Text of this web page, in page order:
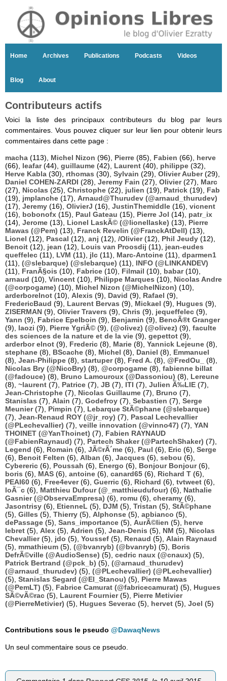
Home Archives Publications Podcasts Videos
Blog About
Contributeurs actifs
Voici la liste des principaux contributeurs du blog par leurs
commentaires. Vous pouvez cliquer sur leur lien pour obtenir leurs
commentaires dans cette page :
macha (113), Michel Nizon (96), Pierre (85), Fabien (66), herve
(66), leafar(44), guillaume (42), Laurent (40), philippe (32),
Herve Kabla (30), rthomas (30), Sylvain (29), Olivier Auber(29),
Daniel COHEN-ZARDI (28), Jeremy Fain (27), Olivier(27), Marc
(27), Nicolas (25), Christophe (22), julien (19), Patrick (19), Fab
(19), jmplanche (17), Arnaud@Thurudev (@arnaud_thurudev)
(17), Jeremy (16), OlivierJ (16), JustinThemiddle (16), vicnent
(16), bobonofx (15), Paul Gateau (15), Pierre Jol (14), patr_ix
(14), Jerome (13), Lionel LaskÃ© (@lionellaske) (13), Pierre
Mawas (@Pem) (13), Franck Revelin (@FranckAtDell) (13),
Lionel (12), Pascal (12), anj (12), /Olivier(12), Phil Jeudy (12),
Benoit (12), jean (12), Louis van Proosdij (11), jean-eudes
queffelec (11), LVM (11), jlc (11), Marc-Antoine (11), dparmen1
(11), (@slebarque) (@slebarque) (11), INFO (@LINKANDEV)
(11), FranÃ§ois (10), Fabrice (10), Filmail (10), babar(10),
arnaud (10), Vincent (10), Philippe Marques (10), Nicolas Andre
(@corpogame) (10), Michel Nizon (@MichelNizon) (10),
arderborelnot (10), Alexis (9), David (9), Rafael (9),
FredericBaud (9), Laurent Bervas (9), Mickael (9), Hugues (9),
ZISERMAN (9), Olivier Travers (9), Chris (9), jequeffelec (9),
Yann (9), Fabrice Epelboin (9), Benjamin (9), BenoÃ®t Granger
(9), laozi (9), Pierre YgriÃ© (9), (@olivez) (@olivez) (9), faculte
des sciences de la nature et de la vie (9), gepettot (9),
arderbor elnot (9), Frederic (8), Marie (8), Yannick Lejeune (8),
stephane (8), BScache (8), Michel (8), Daniel (8), Emmanuel
(8), Jean-Philippe (8), startuper(8), Fred A. (8), @FredOu_
(8),
Nicolas Bry (@NicoBry) (8), @corpogame (8), fabienne billat
(@fadouce) (8), Bruno Lamouroux (@Dassoniou) (8), Lereune
(8), ~laurent (7), Patrice (7), JB (7), ITI (7), Julien Ã‰LIE (7),
Jean-Christophe (7), Nicolas Guillaume (7), Bruno (7),
Stanislas (7), Alain (7), Godefroy (7), Sebastien (7), Serge
Meunier(7), Pimpin (7), Lebarque StÃ©phane (@slebarque)
(7), Jean-Renaud ROY (@jr_roy) (7), Pascal Lechevallier
(@PLechevallier) (7), veille innovation (@vinno47) (7), YAN
THOINET (@YanThoinet) (7), Fabien RAYNAUD
(@FabienRaynaud) (7), Partech Shaker (@PartechShaker) (7),
Legend (6), Romain (6), JÃ©rÃ´me (6), Paul (6), Eric (6), Serge
(6), Benoit Felten (6), Alban (6), Jacques (6), sebou (6),
Cybereric (6), Poussah (6), Energo (6), Bonjour Bonjour(6),
boris (6), MAS (6), antoine (6), canard65 (6), Richard T (6),
PEAI60 (6), Free4ever(6), Guerric (6), Richard (6), tvtweet (6),
loÃ¯c (6), Matthieu Dufour (@_matthieudufour) (6), Nathalie
Gasnier (@ObservaEmpresa) (6), romu (6), cheramy (6),
Jasontrisy (6), EtienneL (5), DJM (5), Tristan (5), StÃ©phane
(5), Gilles (5), Thierry (5), Alphonse (5), apbianco (5),
dePassage (5), Sans_importance (5), AurÃ©lien (5), herve
lebret (5), Alex (5), Adrien (5), Jean-Denis (5), NM (5), Nicolas
Chevallier(5), jdo (5), Youssef (5), Renaud (5), Alain Raynaud
(5), mmathieum (5), (@bvanryb) (@bvanryb) (5), Boris
DefrÃ©ville (@AudioSense) (5), cedric naux (@cnaux) (5),
Patrick Bertrand (@pck_b) (5), (@arnaud_thurudev)
(@arnaud_thurudev) (5), (@PLechevallier) (@PLechevallier)
(5), Stanislas Segard (@El_Stanou) (5), Pierre Mawas
(@PemLT) (5), Fabrice Camurat (@fabricecamurat) (5), Hugues
SÃ©vÃ©rac (5), Laurent Fournier(5), Pierre Metivier
(@PierreMetivier) (5), Hugues Severac (5), hervet (5), Joel (5)
Contributions sous le pseudo @DawaqNews
Un seul commentaire sous ce pseudo.